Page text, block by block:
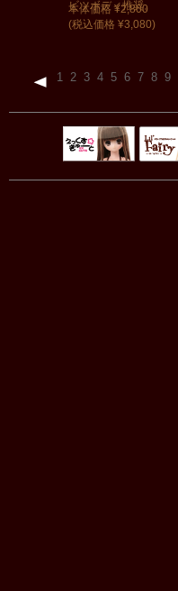
ビツボディ推奨。
本体価格 ¥2,800
(税込価格 ¥3,080)
1 2 3 4 5 6 7 8 9